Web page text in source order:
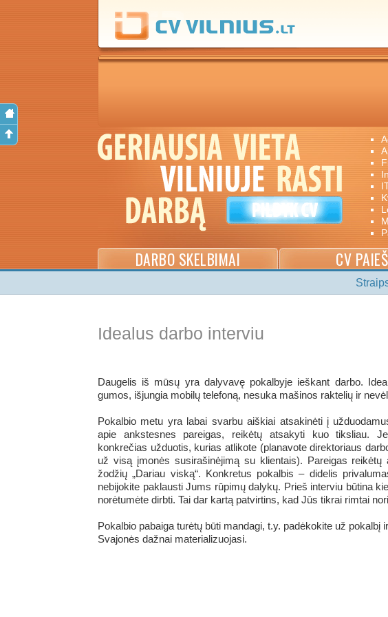
DARBO SKELBIMAI CV
Idealus darbo interviu
Daugelis iš mūsų yra dalyvavę pokalbyje ieškant darbo.
gumos, išjungia mobilų telefoną, nesuka mašinos raktelių ir
Pokalbio metu yra labai svarbu aiškiai atsakinėti į
apie ankstesnes pareigas, reikėtų atsakyti kuo tiksliau.
konkrečias užduotis, kurias atlikote (planavote direktoriaus
už visą įmonės susirašinėjimą su klientais). Pareigas reikėtų
žodžių „Dariau viską“. Konkretus pokalbis – didelis
nebijokite paklausti Jums rūpimų dalykų. Prieš interviu būtina
norėtumėte dirbti. Tai dar kartą patvirtins, kad Jūs tikrai rimtai
Pokalbio pabaiga turėtų būti mandagi, t.y. padėkokite už
Svajonės dažnai materializuojasi.